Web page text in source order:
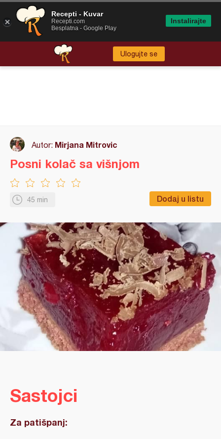
Ulogujte se
Autor: Mirjana Mitrovic
45 min Dodaj u listu
Posni kolač sa višnjom
Sastojci
Za patišpanj:
Recepti - Kuvar
Recepti.com
Besplatna - Google Play
Instalirajte